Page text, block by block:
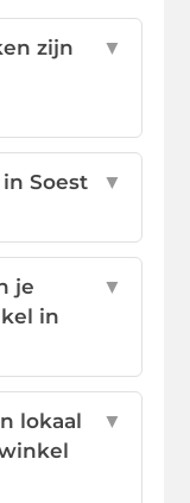
zijn
▼
Soest
▼
je
in
▼
lokaal
▼